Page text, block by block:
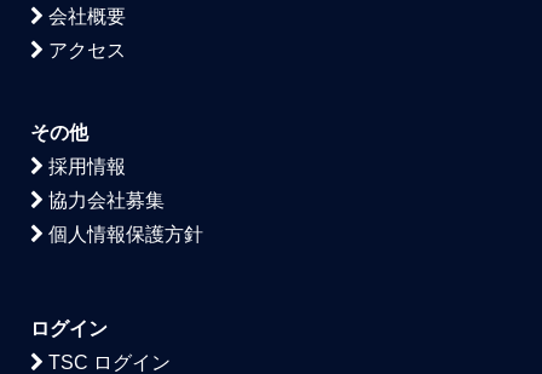
会社概要
アクセス
その他
採用情報
協力会社募集
個人情報保護方針
ログイン
TSC ログイン